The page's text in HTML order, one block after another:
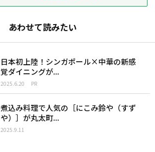
あわせて読みたい
日本初上陸！シンガポール×中華の新感
覚ダイニングが...
2025.6.20 PR
煮込み料理で人気の［にこみ鈴や（すず
や）］が丸太町...
2025.9.11